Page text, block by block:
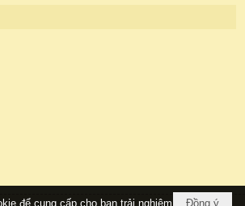
Đồng ý
để cung cấp cho bạn trải nghiệm